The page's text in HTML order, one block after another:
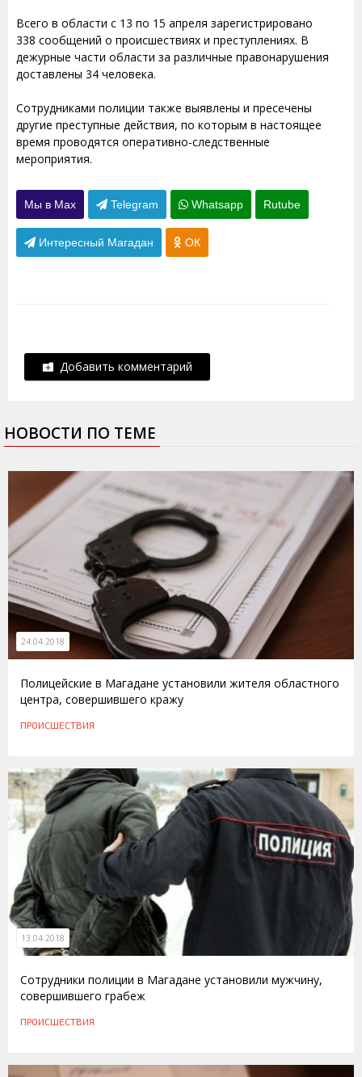
Всего в области с 13 по 15 апреля зарегистрировано
338 сообщений о происшествиях и преступлениях. В
дежурные части области за различные правонарушения
доставлены 34 человека.
Сотрудниками полиции также выявлены и пресечены
другие преступные действия, по которым в настоящее
время проводятся оперативно-следственные
мероприятия.
Мы в Max Telegram Whatsapp Rutube
Интересный Магадан ОК
Добавить комментарий
НОВОСТИ ПО ТЕМЕ
24.04.2018
Полицейские в Магадане установили жителя областного
центра, совершившего кражу
ПРОИСШЕСТВИЯ
13.04.2018
Сотрудники полиции в Магадане установили мужчину,
совершившего грабеж
ПРОИСШЕСТВИЯ